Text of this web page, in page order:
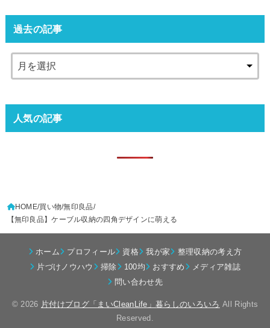
過去の記事
人気の記事
HOME 買い物 無印良品
【無印良品】ケーブル収納の四角デザインに萌える
ホーム プロフィール 資格 我が家
整理収納の考え方
片づけノウハウ
掃除 100均 おすすめ
メディア雑誌
問い合わせ先
© 2026 片付けブログ「まいCleanLife」暮らしのいろいろ All Rights
Reserved.